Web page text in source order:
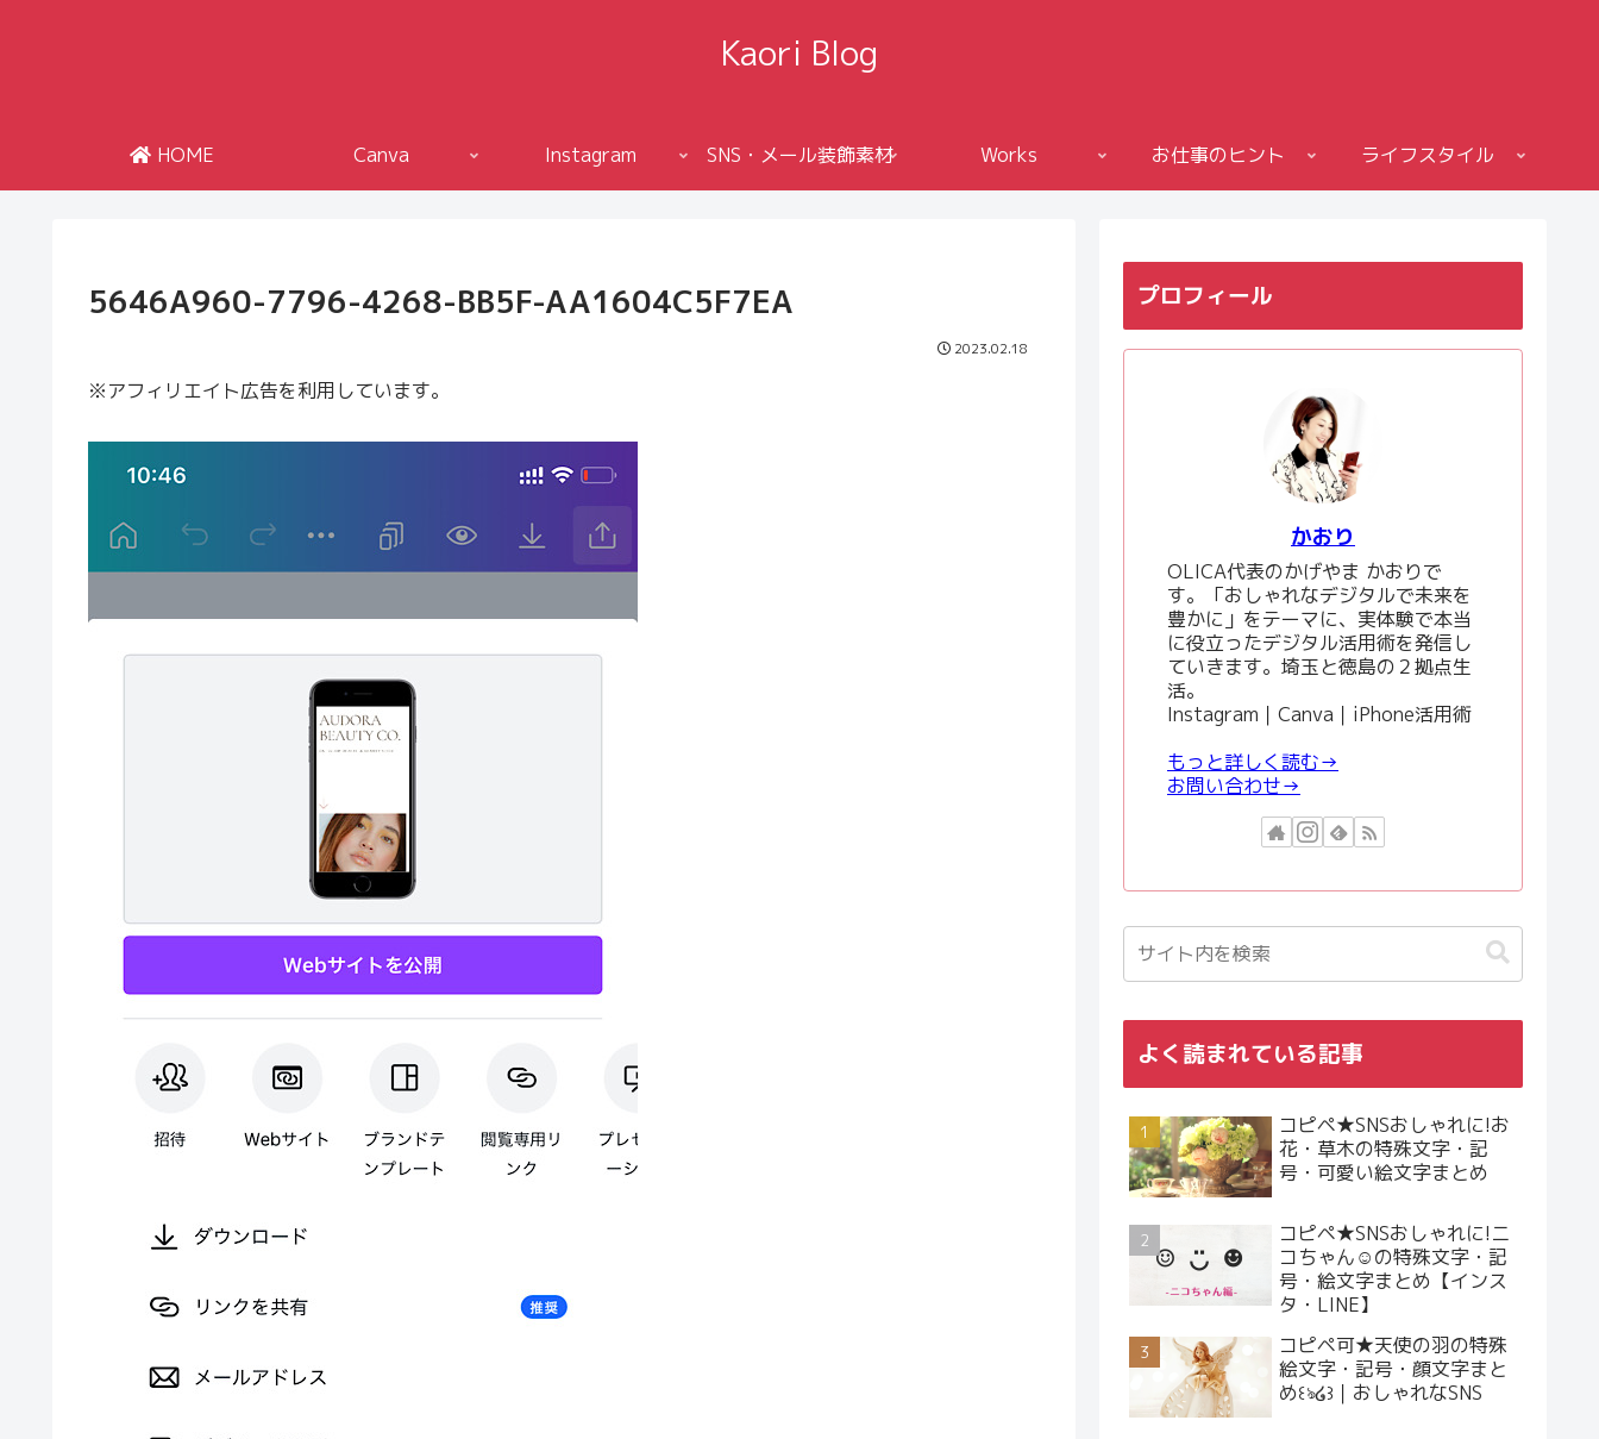
Kaori Blog
HOME Canva Instagram SNS・メール装飾素材 Works お仕事のヒント ライフスタイル
5646A960-7796-4268-BB5F-AA1604C5F7EA
2023.02.18
※アフィリエイト広告を利用しています。
プロフィール
かおり
OLICA代表のかげやま かおりで
す。「おしゃれなデジタルで未来を
豊かに」をテーマに、実体験で本当
に役立ったデジタル活用術を発信し
ていきます。埼玉と徳島の２拠点生
活。
Instagram｜Canva｜iPhone活用術
もっと詳しく読む→
お問い合わせ→
よく読まれている記事
コピペ★SNSおしゃれに!お
花・草木の特殊文字・記
号・可愛い絵文字まとめ
コピペ★SNSおしゃれに!ニ
コちゃん☺︎の特殊文字・記
号・絵文字まとめ【インス
タ・LINE】
コピペ可★天使の羽の特殊
絵文字・記号・顔文字まと
め꒰ঌ໒꒱｜おしゃれなSNS